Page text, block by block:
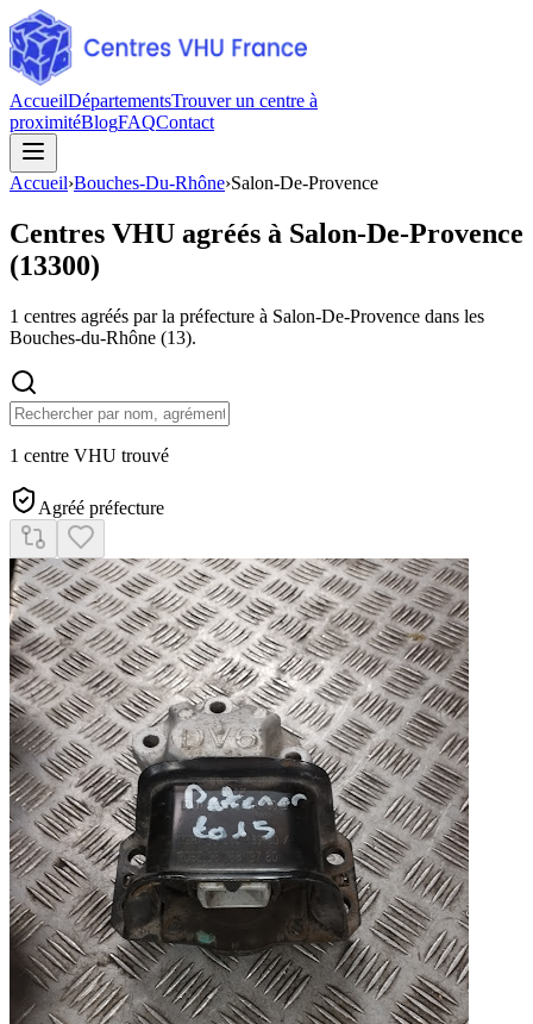
AccueilDépartementsTrouver un centre à
proximitéBlogFAQContact
Accueil›Bouches-Du-Rhône›Salon-De-Provence
Centres VHU agréés à Salon-De-Provence
(13300)
1 centres agréés par la préfecture à Salon-De-Provence dans les
Bouches-du-Rhône (13).
1 centre VHU trouvé
Agréé préfecture